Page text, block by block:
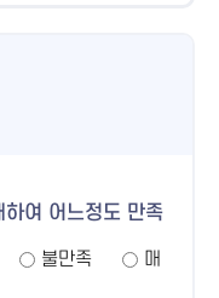
여 어느정도 만족
불만족
매